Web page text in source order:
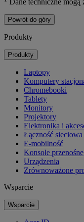
Dane techniczne
Powrót do góry
Produkty
Produkty
Laptopy
Komputery
Chromebooki
Tablety
Monitory
Projektory
Elektronika i
Łączność sieciowa
E-mobilność
Konsole przenośne
Urządzenia
Zrównoważone
Wsparcie
Wsparcie